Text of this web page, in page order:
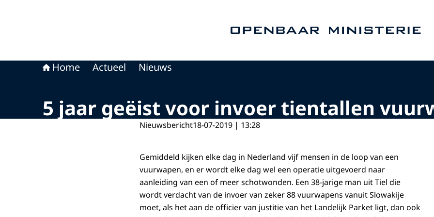
Home Actueel Nieuws
5 jaar geëist voor invoer tientallen
Nieuwsbericht18-07-2019 | 13:28
Gemiddeld kijken elke dag in Nederland vijf mensen in de loop van een
vuurwapen, en er wordt elke dag wel een operatie uitgevoerd naar
aanleiding van een of meer schotwonden. Een 38-jarige man uit Tiel die
wordt verdacht van de invoer van zeker 88 vuurwapens vanuit Slowakije
moet, als het aan de officier van justitie van het Landelijk Parket ligt, dan ook